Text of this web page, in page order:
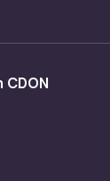
CDON